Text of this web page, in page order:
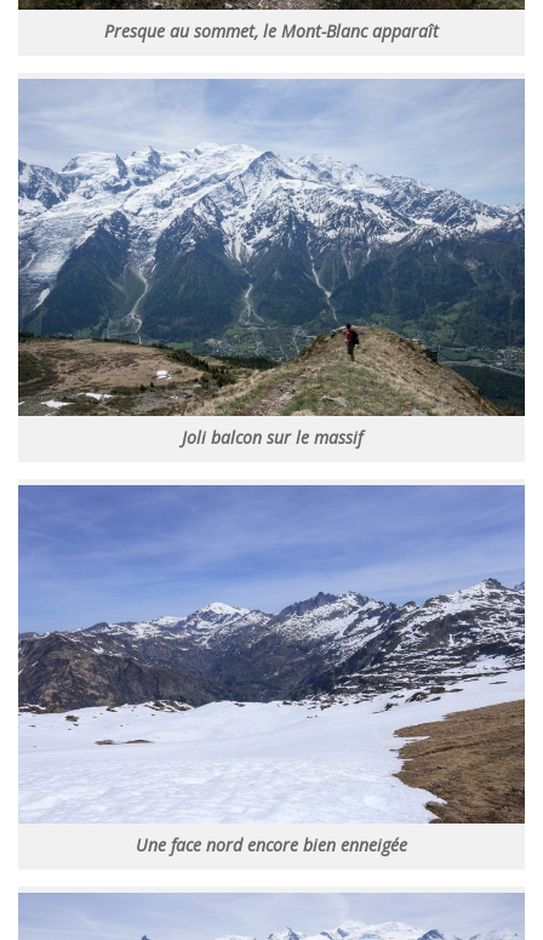
Presque au sommet, le Mont-Blanc apparaît
Joli balcon sur le massif
Une face nord encore bien enneigée